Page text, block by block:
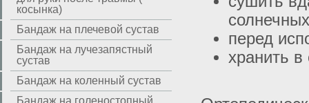
перед
хранить
косынка)
Бандаж на плечевой сустав
Бандаж на лучезапястный
сустав
Бандаж на коленный сустав
Бандаж на голеностопный